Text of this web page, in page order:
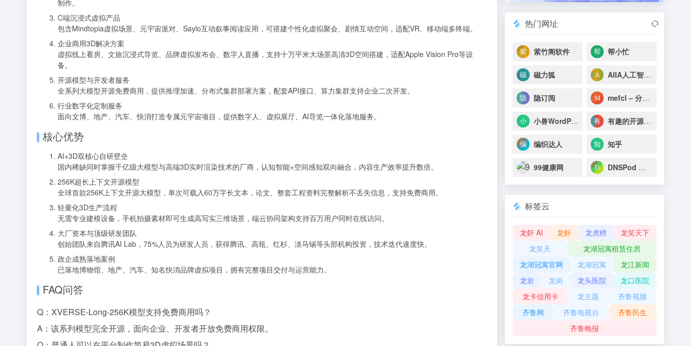
制作。
C端沉浸式虚拟产品
包含Mindtopia虚拟场景、元宇宙派对、Saylo互动叙事阅读应用，可搭建个性化虚拟聚会、剧情互动空间，适配VR、移动端多终端。
企业商用3D解决方案
虚拟线上看房、文旅沉浸式导览、品牌虚拟发布会、数字人直播，支持十万平米大场景高清3D空间搭建，适配Apple Vision Pro等设
备。
开源模型与开发者服务
全系列大模型开源免费商用，提供推理加速、分布式集群部署方案，配套API接口、算力集群支持企业二次开发。
行业数字化定制服务
面向文博、地产、汽车、快消打造专属元宇宙项目，提供数字人、虚拟展厅、AI导览一体化落地服务。
核心优势
AI+3D双核心自研壁垒
国内稀缺同时掌握千亿级大模型与高端3D实时渲染技术的厂商，认知智能+空间感知双向融合，内容生产效率提升数倍。
256K超长上下文开源模型
全球首款256K上下文开源大模型，单次可载入60万字长文本，论文、整套工程资料完整解析不丢失信息，支持免费商用。
轻量化3D生产流程
无需专业建模设备，手机拍摄素材即可生成高写实三维场景，端云协同架构支持百万用户同时在线访问。
大厂资本与顶级研发团队
创始团队来自腾讯AI Lab，75%人员为研发人员，获得腾讯、高瓴、红杉、淡马锡等头部机构投资，技术迭代速度快。
政企成熟落地案例
已落地博物馆、地产、汽车、知名快消品牌虚拟项目，拥有完整项目交付与运营能力。
FAQ问答
Q：XVERSE-Long-256K模型支持免费商用吗？
A：该系列模型完全开源，面向企业、开发者开放免费商用权限。
热门网址
紫竹阁软件 帮小忙
磁力狐 AIIA人工智能网
隐订阅 mefcl – 分享纯净好资源
小兽WordPress 有趣的开源社区
编织达人 知乎
99健康网 DNSPod 域名检测工具
标签云
龙虾 AI 龙虾 龙虎榜
龙笑天下
龙笑天
龙湖冠寓租赁住房
龙湖冠寓官网
龙湖冠寓
龙江新闻
龙岩
龙岗 龙头医院
龙口医院
龙卡信用卡
龙主题
齐鲁视频
齐鲁网
齐鲁电视台
齐鲁民生
齐鲁晚报